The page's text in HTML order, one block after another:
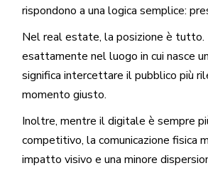
rispondono a una logica semplice:
Nel real estate, la posizione è tutto.
esattamente nel luogo in cui nasce
significa intercettare il pubblico più
momento giusto.
Inoltre, mentre il digitale è sempre
competitivo, la comunicazione fisica
impatto visivo e una minore